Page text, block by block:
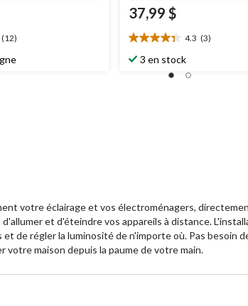
(12)
37,99 $
4.3 (3)
4.3
étoile(s)
3 en stock
votre éclairage et vos électroménagers,
et d'éteindre vos appareils à distance.
de régler la luminosité de n'importe où. Pas
maison depuis la paume de votre main.